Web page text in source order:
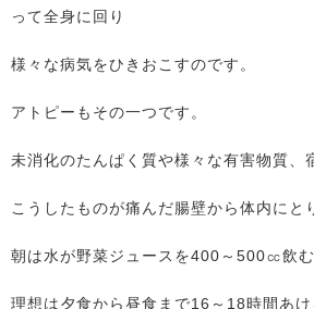
って全身に回り
様々な病気をひきおこすのです。
アトピーもその一つです。
未消化のたんぱく質や様々な有害物質、
こうしたものが痛んだ腸壁から体内にと
朝は水が野菜ジュースを400～500㏄飲
理想は夕食から昼食まで16～18時間あけ